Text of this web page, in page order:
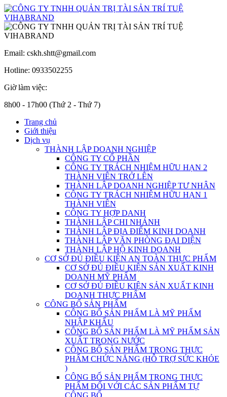
Email: cskh.shtt@gmail.com
Hotline: 0933502255
Giờ làm việc:
8h00 - 17h00 (Thứ 2 - Thứ 7)
Trang chủ
Giới thiệu
Dịch vụ
THÀNH LẬP DOANH NGHIỆP
CÔNG TY CỔ PHẦN
CÔNG TY TRÁCH NHIỆM HỮU HẠN 2
THÀNH VIÊN TRỞ LÊN
THÀNH LẬP DOANH NGHIỆP TƯ NHÂN
CÔNG TY TRÁCH NHIỆM HỮU HẠN 1
THÀNH VIÊN
CÔNG TY HỢP DANH
THÀNH LẬP CHI NHÁNH
THÀNH LẬP ĐỊA ĐIỂM KINH DOANH
THÀNH LẬP VĂN PHÒNG ĐẠI DIỆN
THÀNH LẬP HỘ KINH DOANH
CƠ SỞ ĐỦ ĐIỀU KIỆN AN TOÀN THỰC PHẨM
CƠ SỞ ĐỦ ĐIỀU KIỆN SẢN XUẤT KINH
DOANH MỸ PHẨM
CƠ SỞ ĐỦ ĐIỀU KIỆN SẢN XUẤT KINH
DOANH THỰC PHẨM
CÔNG BỐ SẢN PHẨM
CÔNG BỐ SẢN PHẨM LÀ MỸ PHẨM
NHẬP KHẨU
CÔNG BỐ SẢN PHẨM LÀ MỸ PHẨM SẢN
XUẤT TRONG NƯỚC
CÔNG BỐ SẢN PHẨM TRONG THỰC
PHẨM CHỨC NĂNG (HỖ TRỢ SỨC KHỎE
)
CÔNG BỐ SẢN PHẨM TRONG THỰC
PHẨM ĐỐI VỚI CÁC SẢN PHẨM TỰ
CÔNG BỐ